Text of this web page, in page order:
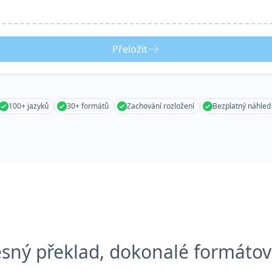
Přeložit
100+ jazyků 30+ formátů Zachování rozložení Bezplatný náhled
překlad, dokonalé